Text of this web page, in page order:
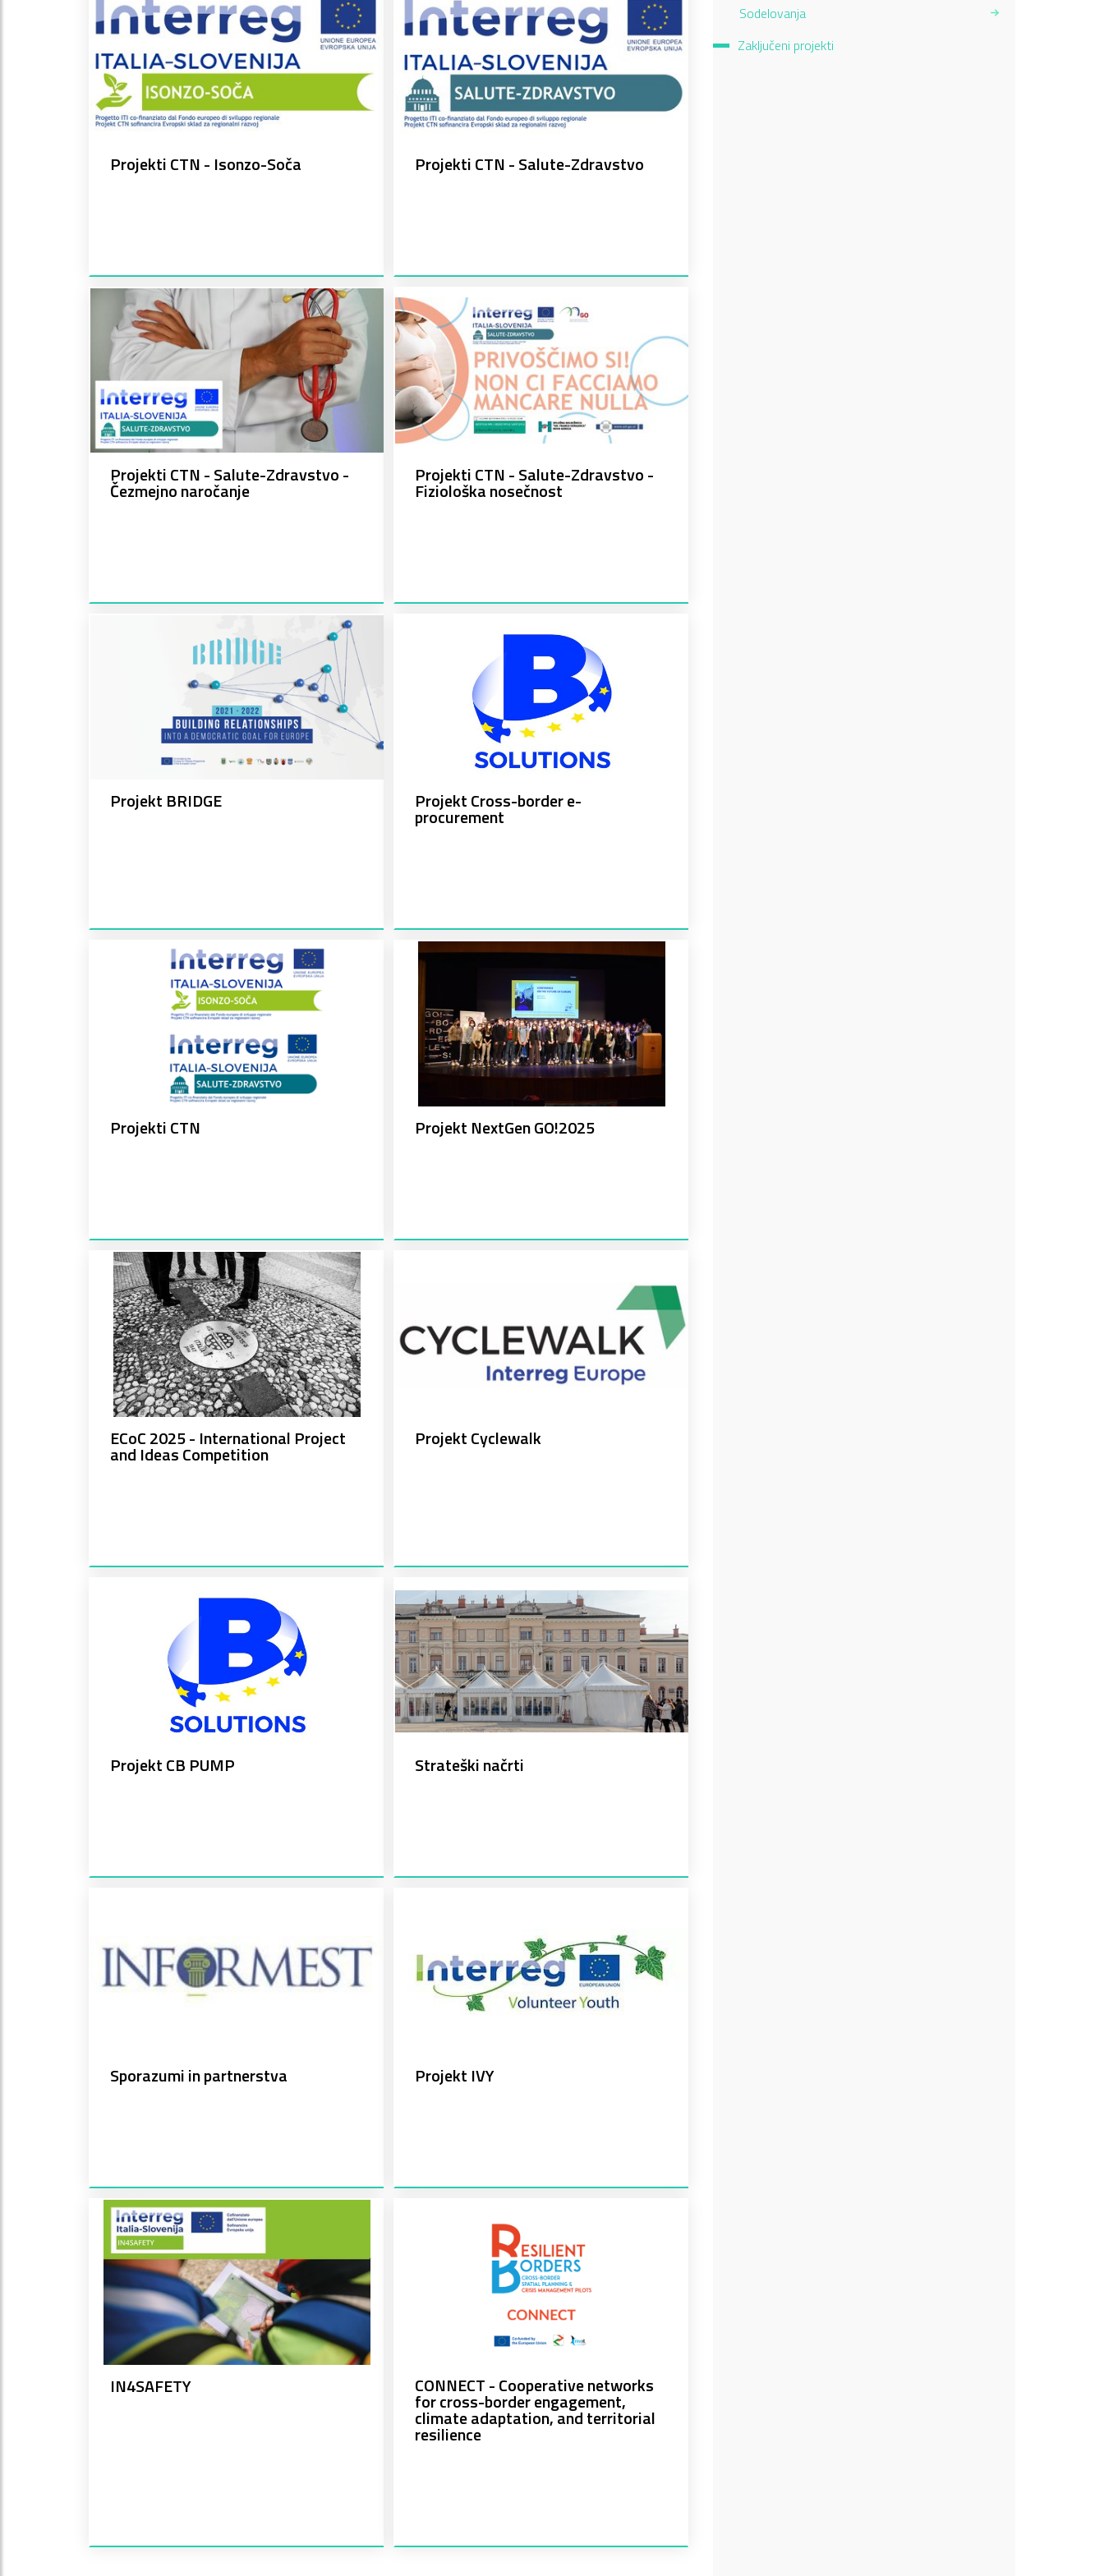
Projekti CTN - Isonzo-Soča Projekti CTN - Salute-Zdravstvo
Projekti CTN - Salute-Zdravstvo -
Čezmejno naročanje
Projekti CTN - Salute-Zdravstvo -
Fiziološka nosečnost
Projekt BRIDGE Projekt Cross-border e-
procurement
Projekti CTN Projekt NextGen GO!2025
ECoC 2025 - International Project
and Ideas Competition
Projekt Cyclewalk
Projekt CB PUMP Strateški načrti
Sporazumi in partnerstva Projekt IVY
IN4SAFETY CONNECT - Cooperative networks
for cross-border engagement,
climate adaptation, and territorial
resilience
Sodelovanja
Zaključeni projekti